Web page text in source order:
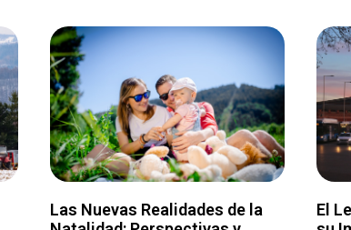
Las Nuevas Realidades de la
El